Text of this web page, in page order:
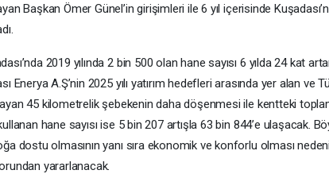
Başkan Ömer Günel’in girişimleri ile 6 yıl içerisinde
2019 yılında 2 bin 500 olan hane sayısı 6 yılda 24 kat
Enerya A.Ş’nin 2025 yılı yatırım hedefleri arasında yer alan ve
45 kilometrelik şebekenin daha döşenmesi ile kentteki
hane sayısı ise 5 bin 207 artışla 63 bin 844’e ulaşacak.
dostu olmasının yanı sıra ekonomik ve konforlu olması
yararlanacak.